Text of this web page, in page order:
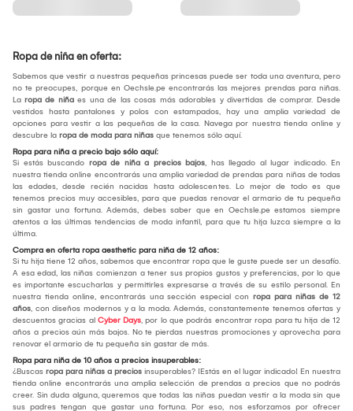
Ropa de niña en oferta:
Sabemos que vestir a nuestras pequeñas princesas puede ser toda una aventura, pero
no te preocupes, porque en Oechsle.pe encontrarás las mejores prendas para niñas.
La ropa de niña es una de las cosas más adorables y divertidas de comprar. Desde
vestidos hasta pantalones y polos con estampados, hay una amplia variedad de
opciones para vestir a las pequeñas de la casa. Navega por nuestra tienda online y
descubre la ropa de moda para niñas que tenemos sólo aquí.
Ropa para niña a precio bajo sólo aquí:
Si estás buscando ropa de niña a precios bajos, has llegado al lugar indicado. En
nuestra tienda online encontrarás una amplia variedad de prendas para niñas de todas
las edades, desde recién nacidas hasta adolescentes. Lo mejor de todo es que
tenemos precios muy accesibles, para que puedas renovar el armario de tu pequeña
sin gastar una fortuna. Además, debes saber que en Oechsle.pe estamos siempre
atentos a las últimas tendencias de moda infantil, para que tu hija luzca siempre a la
última.
Compra en oferta ropa aesthetic para niña de 12 años:
Si tu hija tiene 12 años, sabemos que encontrar ropa que le guste puede ser un desafío.
A esa edad, las niñas comienzan a tener sus propios gustos y preferencias, por lo que
es importante escucharlas y permitirles expresarse a través de su estilo personal. En
nuestra tienda online, encontrarás una sección especial con ropa para niñas de 12
años, con diseños modernos y a la moda. Además, constantemente tenemos ofertas y
descuentos gracias al Cyber Days, por lo que podrás encontrar ropa para tu hija de 12
años a precios aún más bajos. No te pierdas nuestras promociones y aprovecha para
renovar el armario de tu pequeña sin gastar de más.
Ropa para niña de 10 años a precios insuperables:
¿Buscas ropa para niñas a precios insuperables? ¡Estás en el lugar indicado! En nuestra
tienda online encontrarás una amplia selección de prendas a precios que no podrás
creer. Sin duda alguna, queremos que todas las niñas puedan vestir a la moda sin que
sus padres tengan que gastar una fortuna. Por eso, nos esforzamos por ofrecer